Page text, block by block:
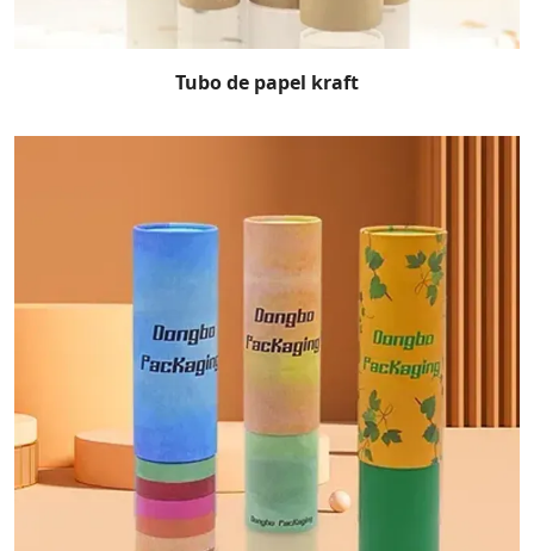
Tubo de papel kraft